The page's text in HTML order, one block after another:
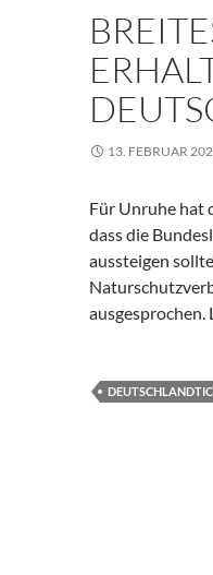
13. FEBRUAR
Für Unruhe hat
dass die
aussteigen
ausgesprochen.